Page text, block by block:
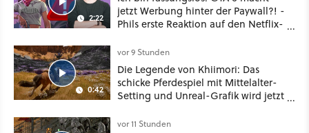
2:22
jetzt Werbung hinter der Paywall?! -
Phils erste Reaktion auf den Netflix-
0:42
vor 9 Stunden
Die Legende von Khiimori: Das
schicke Pferdespiel mit Mittelalter-
Setting und Unreal-Grafik wird jetzt
vor 11 Stunden